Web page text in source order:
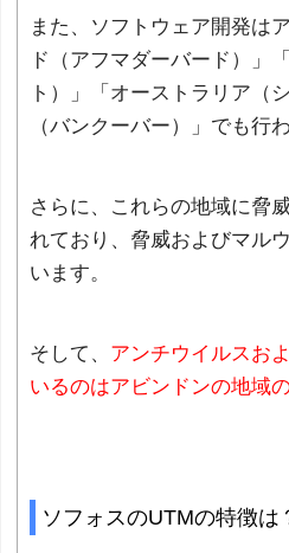
また、ソフトウェア開発は
ド（アフマダーバード）」
ト）」「オーストラリア（
（バンクーバー）」でも行
さらに、これらの地域に脅
れており、脅威およびマル
います。
そして、 アンチウイルスお
いるのはアビンドンの地域
ソフォスのUTMの特徴は